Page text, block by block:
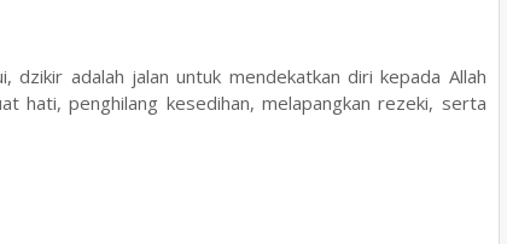
dzikir adalah jalan untuk mendekatkan diri kepada Allah
hati, penghilang kesedihan, melapangkan rezeki, serta